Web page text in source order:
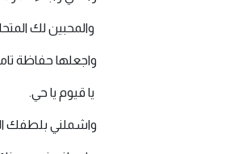
والمحبين لك
واجعلها حفاظة
يا قيوم يا حي.
واشملني بلطفك